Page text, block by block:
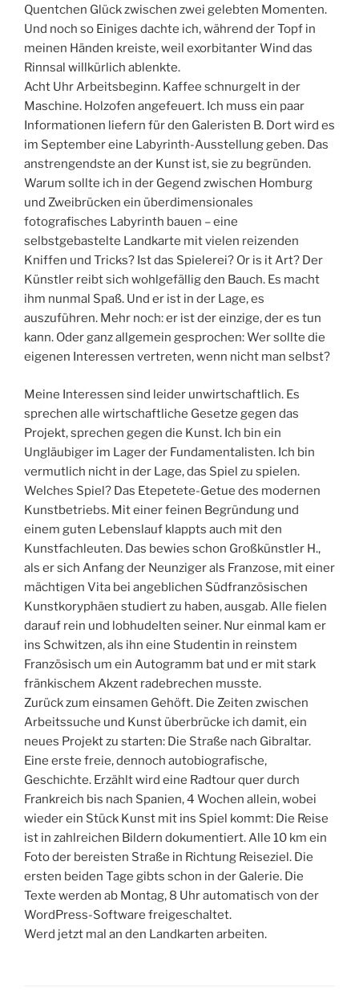
Quentchen Glück zwischen zwei gelebten Momenten.
Und noch so Einiges dachte ich, während der Topf in
meinen Händen kreiste, weil exorbitanter Wind das
Rinnsal willkürlich ablenkte.
Acht Uhr Arbeitsbeginn. Kaffee schnurgelt in der
Maschine. Holzofen angefeuert. Ich muss ein paar
Informationen liefern für den Galeristen B. Dort wird es
im September eine Labyrinth-Ausstellung geben. Das
anstrengendste an der Kunst ist, sie zu begründen.
Warum sollte ich in der Gegend zwischen Homburg
und Zweibrücken ein überdimensionales
fotografisches Labyrinth bauen – eine
selbstgebastelte Landkarte mit vielen reizenden
Kniffen und Tricks? Ist das Spielerei? Or is it Art? Der
Künstler reibt sich wohlgefällig den Bauch. Es macht
ihm nunmal Spaß. Und er ist in der Lage, es
auszuführen. Mehr noch: er ist der einzige, der es tun
kann. Oder ganz allgemein gesprochen: Wer sollte die
eigenen Interessen vertreten, wenn nicht man selbst?
Meine Interessen sind leider unwirtschaftlich. Es
sprechen alle wirtschaftliche Gesetze gegen das
Projekt, sprechen gegen die Kunst. Ich bin ein
Ungläubiger im Lager der Fundamentalisten. Ich bin
vermutlich nicht in der Lage, das Spiel zu spielen.
Welches Spiel? Das Etepetete-Getue des modernen
Kunstbetriebs. Mit einer feinen Begründung und
einem guten Lebenslauf klappts auch mit den
Kunstfachleuten. Das bewies schon Großkünstler H.,
als er sich Anfang der Neunziger als Franzose, mit einer
mächtigen Vita bei angeblichen Südfranzösischen
Kunstkoryphäen studiert zu haben, ausgab. Alle fielen
darauf rein und lobhudelten seiner. Nur einmal kam er
ins Schwitzen, als ihn eine Studentin in reinstem
Französisch um ein Autogramm bat und er mit stark
fränkischem Akzent radebrechen musste.
Zurück zum einsamen Gehöft. Die Zeiten zwischen
Arbeitssuche und Kunst überbrücke ich damit, ein
neues Projekt zu starten: Die Straße nach Gibraltar.
Eine erste freie, dennoch autobiografische,
Geschichte. Erzählt wird eine Radtour quer durch
Frankreich bis nach Spanien, 4 Wochen allein, wobei
wieder ein Stück Kunst mit ins Spiel kommt: Die Reise
ist in zahlreichen Bildern dokumentiert. Alle 10 km ein
Foto der bereisten Straße in Richtung Reiseziel. Die
ersten beiden Tage gibts schon in der Galerie. Die
Texte werden ab Montag, 8 Uhr automatisch von der
WordPress-Software freigeschaltet.
Werd jetzt mal an den Landkarten arbeiten.